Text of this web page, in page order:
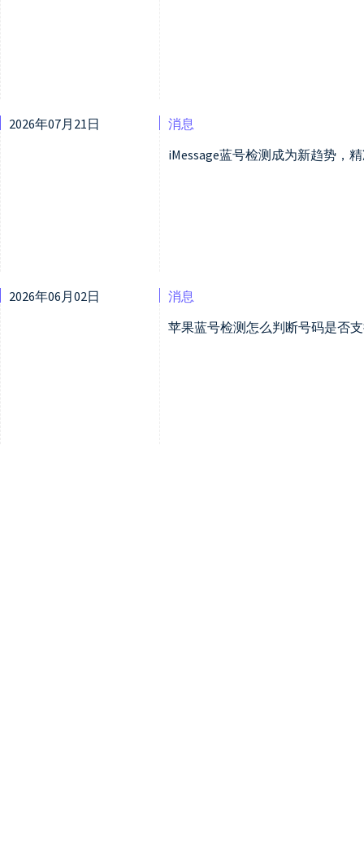
2026年07月21日
消息
iMessage蓝号检测成为新趋势，
2026年06月02日
消息
苹果蓝号检测怎么判断号码是否